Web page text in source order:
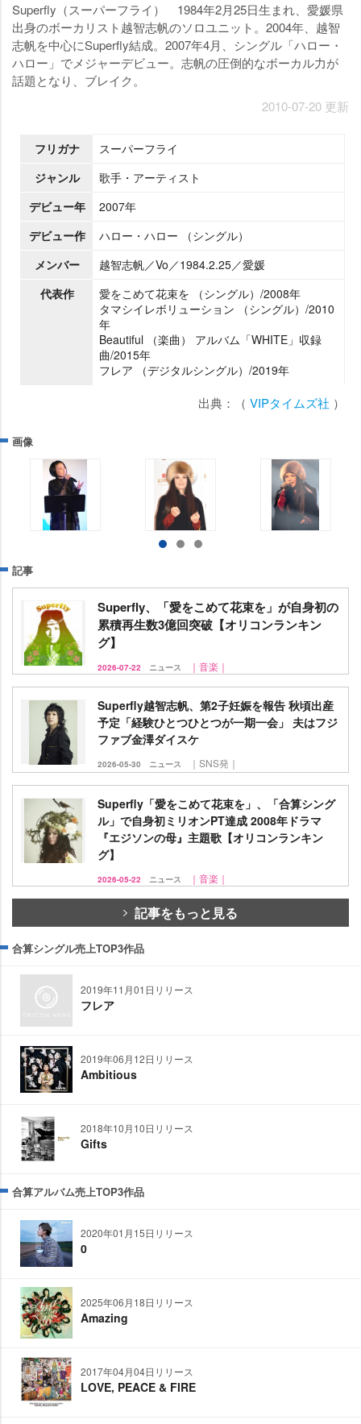
Superfly（スーパーフライ） 1984年2月25日生まれ、愛媛県
出身のボーカリスト越智志帆のソロユニット。2004年、越智
志帆を中心にSuperfly結成。2007年4月、シングル「ハロー・
ハロー」でメジャーデビュー。志帆の圧倒的なボーカル力が
話題となり、ブレイク。
2010-07-20 更新
フリガナ
スーパーフライ
ジャンル
歌手・アーティスト
デビュー年
2007年
デビュー作
ハロー・ハロー （シングル）
メンバー
越智志帆／Vo／1984.2.25／愛媛
代表作
愛をこめて花束を （シングル）/2008年
タマシイレボリューション （シングル）/2010
年
Beautiful （楽曲） アルバム「WHITE」収録
曲/2015年
フレア （デジタルシングル）/2019年
出典：（ VIPタイムズ社 ）
画像
記事
Superfly、「愛をこめて花束を」が自身初の
累積再生数3億回突破【オリコンランキン
グ】
2026-07-22 ニュース ｜音楽｜
Superfly越智志帆、第2子妊娠を報告 秋頃出産
予定「経験ひとつひとつが一期一会」 夫はフジ
ファブ金澤ダイスケ
2026-05-30 ニュース ｜SNS発｜
Superfly「愛をこめて花束を」、「合算シング
ル」で自身初ミリオンPT達成 2008年ドラマ
『エジソンの母』主題歌【オリコンランキン
グ】
2026-05-22 ニュース ｜音楽｜
記事をもっと見る
合算シングル売上TOP3作品
2019年11月01日リリース
フレア
2019年06月12日リリース
Ambitious
2018年10月10日リリース
Gifts
合算アルバム売上TOP3作品
2020年01月15日リリース
0
2025年06月18日リリース
Amazing
2017年04月04日リリース
LOVE, PEACE & FIRE